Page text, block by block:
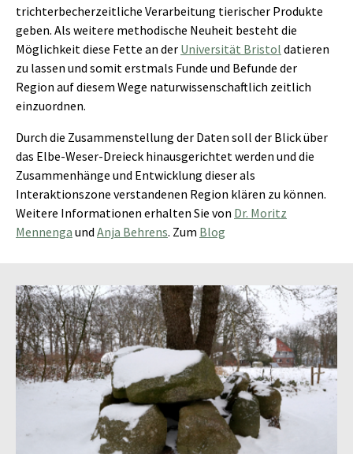
trichterbecherzeitliche Verarbeitung tierischer Produkte
geben. Als weitere methodische Neuheit besteht die
Möglichkeit diese Fette an der Universität Bristol datieren
zu lassen und somit erstmals Funde und Befunde der
Region auf diesem Wege naturwissenschaftlich zeitlich
einzuordnen.
Durch die Zusammenstellung der Daten soll der Blick über
das Elbe-Weser-Dreieck hinausgerichtet werden und die
Zusammenhänge und Entwicklung dieser als
Interaktionszone verstandenen Region klären zu können.
Weitere Informationen erhalten Sie von Dr. Moritz
Mennenga und Anja Behrens. Zum Blog